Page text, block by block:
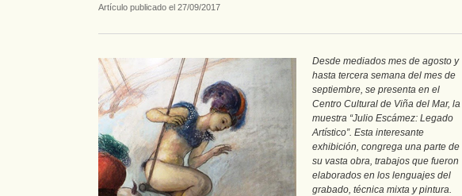
Artículo publicado el 27/09/2017
Desde mediados mes de agosto y
hasta tercera semana del mes de
septiembre, se presenta en el
Centro Cultural de Viña del Mar, la
muestra “Julio Escámez: Legado
Artístico”. Esta interesante
exhibición, congrega una parte de
su vasta obra, trabajos que fueron
elaborados en los lenguajes del
grabado, técnica mixta y pintura.